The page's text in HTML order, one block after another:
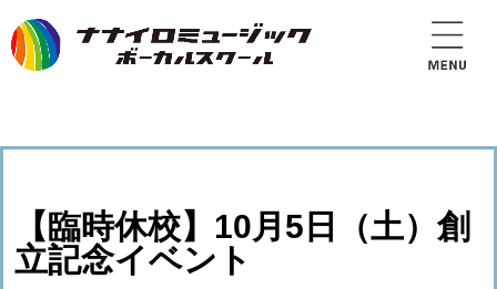
【臨時休校】10月5日（土）創
立記念イベント